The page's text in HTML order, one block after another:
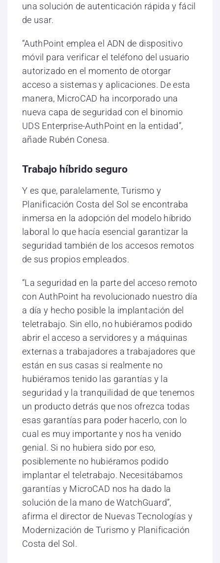
una solución de autenticación rápida y fácil
de usar.
“AuthPoint emplea el ADN de dispositivo
móvil para verificar el teléfono del usuario
autorizado en el momento de otorgar
acceso a sistemas y aplicaciones. De esta
manera, MicroCAD ha incorporado una
nueva capa de seguridad con el binomio
UDS Enterprise-AuthPoint en la entidad”,
añade Rubén Conesa.
Trabajo híbrido seguro
Y es que, paralelamente, Turismo y
Planificación Costa del Sol se encontraba
inmersa en la adopción del modelo híbrido
laboral lo que hacía esencial garantizar la
seguridad también de los accesos remotos
de sus propios empleados.
“La seguridad en la parte del acceso remoto
con AuthPoint ha revolucionado nuestro día
a día y hecho posible la implantación del
teletrabajo. Sin ello, no hubiéramos podido
abrir el acceso a servidores y a máquinas
externas a trabajadores a trabajadores que
están en sus casas si realmente no
hubiéramos tenido las garantías y la
seguridad y la tranquilidad de que tenemos
un producto detrás que nos ofrezca todas
esas garantías para poder hacerlo, con lo
cual es muy importante y nos ha venido
genial. Si no hubiera sido por eso,
posiblemente no hubiéramos podido
implantar el teletrabajo. Necesitábamos
garantías y MicroCAD nos ha dado la
solución de la mano de WatchGuard”,
afirma el director de Nuevas Tecnologías y
Modernización de Turismo y Planificación
Costa del Sol.